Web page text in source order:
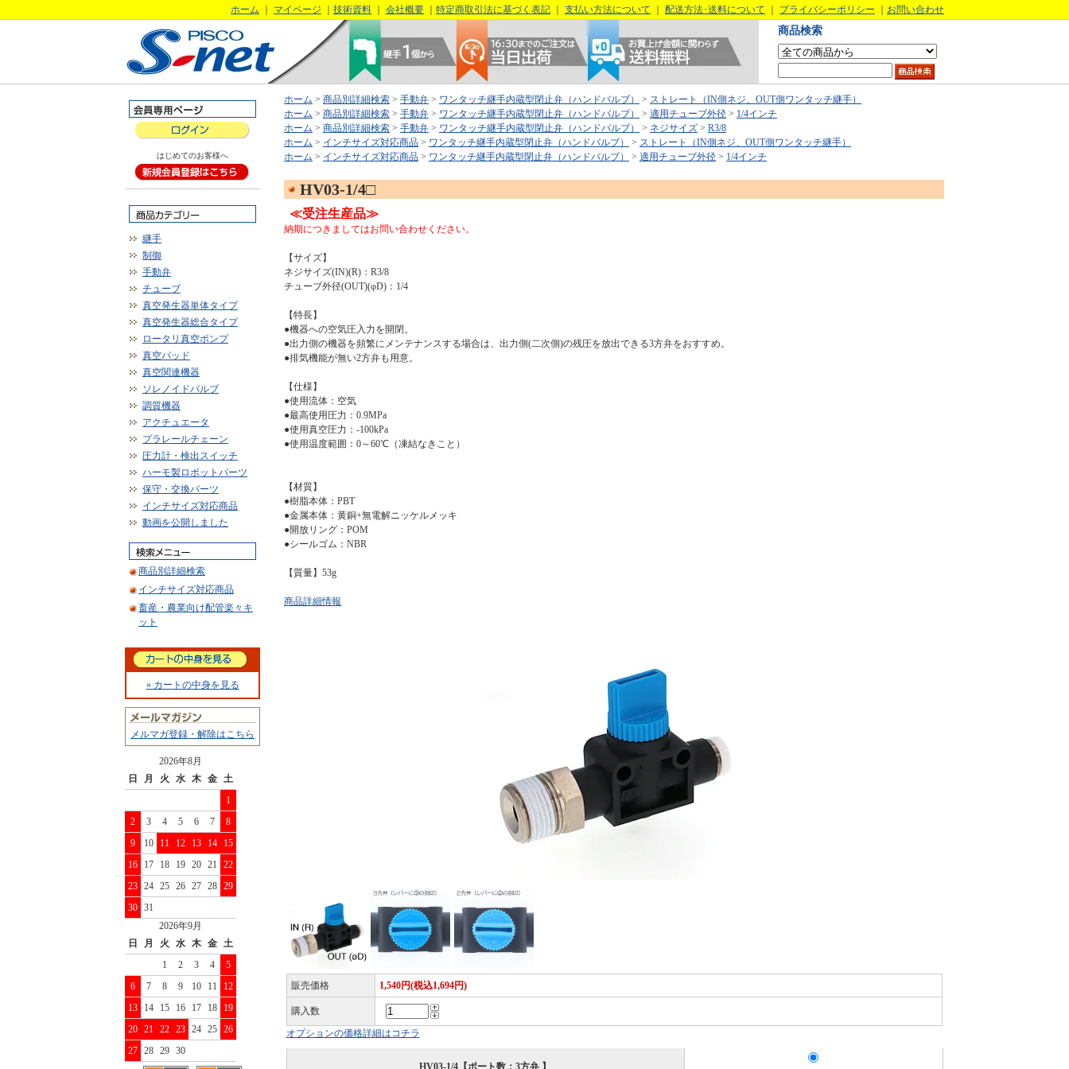
ホーム マイページ 技術資料 会社概要 特定商取引法に基づく表記 支払い方法について 配送方法･送料について プライバシーポリシー お問い合わせ
商品検索
はじめてのお客様へ
継手
制御
手動弁
チューブ
真空発生器単体タイプ
真空発生器総合タイプ
ロータリ真空ポンプ
真空パッド
真空関連機器
ソレノイドバルブ
調質機器
アクチュエータ
プラレールチェーン
圧力計・検出スイッチ
ハーモ製ロボットパーツ
保守・交換パーツ
インチサイズ対応商品
動画を公開しました
商品別詳細検索
インチサイズ対応商品
畜産・農業向け配管楽々キ
ット
» カートの中身を見る
メルマガ登録・解除はこちら
2026年8月
日
月 火 水 木 金 土
1
2
3 4 5 6 7
8
9
10 11 12 13 14
15
16
17 18 19 20 21
22
23 24 25 26 27 28 29
30 31
2026年9月
日
月 火 水 木 金 土
1
2 3 4
5
6
7 8 9 10 11
12
13
14 15 16 17 18
19
20 21 22 23 24 25 26
27 28 29 30
ホーム > 商品別詳細検索 > 手動弁 > ワンタッチ継手内蔵型閉止弁（ハンドバルブ） > ストレート（IN側ネジ、OUT側ワンタッチ継手）
ホーム > 商品別詳細検索 > 手動弁 > ワンタッチ継手内蔵型閉止弁（ハンドバルブ） > 適用チューブ外径 > 1/4インチ
ホーム > 商品別詳細検索 > 手動弁 > ワンタッチ継手内蔵型閉止弁（ハンドバルブ） > ネジサイズ > R3/8
ホーム > インチサイズ対応商品 > ワンタッチ継手内蔵型閉止弁（ハンドバルブ） > ストレート（IN側ネジ、OUT側ワンタッチ継手）
ホーム > インチサイズ対応商品 > ワンタッチ継手内蔵型閉止弁（ハンドバルブ） > 適用チューブ外径 > 1/4インチ
HV03-1/4□
≪受注生産品≫
納期につきましてはお問い合わせください。
【サイズ】
ネジサイズ(IN)(R)：R3/8
チューブ外径(OUT)(φD)：1/4
【特長】
●機器への空気圧入力を開閉。
●出力側の機器を頻繁にメンテナンスする場合は、出力側(二次側)の残圧を放出できる3方弁をおすすめ。
●排気機能が無い2方弁も用意。
【仕様】
●使用流体：空気
●最高使用圧力：0.9MPa
●使用真空圧力：-100kPa
●使用温度範囲：0～60℃（凍結なきこと）
【材質】
●樹脂本体：PBT
●金属本体：黄銅+無電解ニッケルメッキ
●開放リング：POM
●シールゴム：NBR
【質量】53g
商品詳細情報
販売価格 1,540円(税込1,694円)
購入数
オプションの価格詳細はコチラ
HV03-1/4【ポート数：3方弁 】